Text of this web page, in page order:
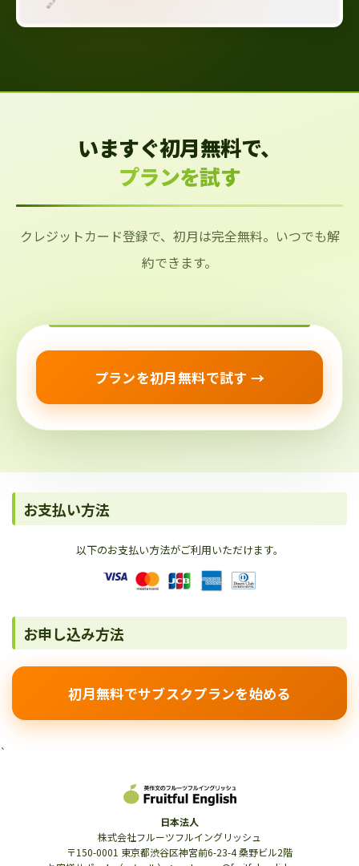
いますぐ初月無料で、
プランを試す
クレジットカード登録で、初月は完全無料。いつでも解
約できます。
プランを初月無料で試す →
お支払い方法
以下のお支払い方法がご利用いただけます。
お申し込み方法
初月無料でサブスクプランを始める
`
日本法人
株式会社フルーツフルイングリッシュ
〒150-0001 東京都渋谷区神宮前6-23-4 桑野ビル2階